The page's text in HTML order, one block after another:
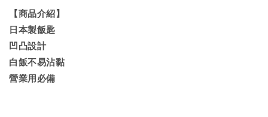
【商品介紹】
日本製飯匙
凹凸設計
白飯不易沾黏
營業用必備